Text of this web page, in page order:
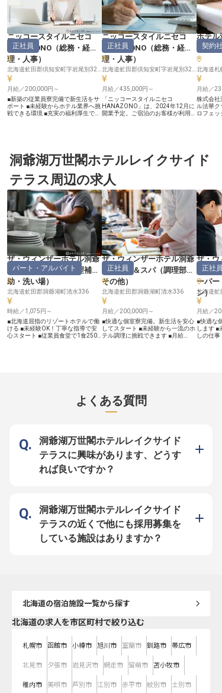
ニッコースタイルニセコ
HANAZONO （総務・経
理・人事）
正社員
月給／200,000円～
■新築の従業員寮完備で新生活をサ
ポート ■未経験からホテル業界へ挑
戦できる環境 ■充実の福利厚生で安
壮大な自然に抱かれた、心安らぐ滞
在を提供するホテルです。 お客様
い思い出を創り出すおもてなしを大
切にしています。この美しい地で、
訪れる方々に最高の体験をお届けす
るため、私たちは日々心を込めてサ
ービスを提供しています。 自然の
恵みと洗練された空間が織りなす特
別な場所で、あなたのおもてなしの
心を存分に発揮してください。お客
様の笑顔が、私たちの喜びです。
ーー【安心して長く働ける環境とキ
ャリアアップ】 当ホテルでは、総
務スタッフとして、ホテル運営を根
底から支える重要なお仕事をお任せ
します。 未経験の方も歓迎してお
り、先輩スタッフが丁寧にサポート
いたしますのでご安心ください。新
築の従業員寮や住宅補助、社会保険
完備など、安心して長く働ける環境
が整っています。また、ホテル施設
社員割引制度もあり、プライベート
も充実させることが可能です。 お
もてなしの心を持ち、チームワーク
を大切にしながら、共に成長できる
ニッコースタイルニセコ
HANAZONO （総務・経
理・人事）
正社員
月給／435,000円～
「ニッコースタイルニセコ
HANAZONO」は、2024年12月に
開業予定。ご宿泊のお客様が利用可
仕事とプライベートのオンとオフを
切り替えて、仕事に取り組めます。
歓迎！ご応募をお待ちしておりま
す。※この求人は2024年5月30日時
点の情報です。
ホテル
務・経
契約社
北海道札
月給／
株式会社
ル法華ク
ロフェ
します
チャン
洞爺湖万世閣ホテルレイクサイド
テラス周辺の求人
ザ・ウィンザーホテル洞爺
リゾート＆スパ（ 調理補
助・洗い場）
パート・アルバイト
北海道虻田郡洞爺湖町清水336
時給／1,075円～
■北海道屈指のリゾートホテルで働
ける ■未経験OK！丁寧な指導で安
心スタート ■従業員食堂で1食250
のひとときをお届けするために、あ
なたの力が必要です！ レストラン
の「おもてなし」を支える大切な役
割なのです！ ーー【あなたらしく
働ける！充実の待遇とワークライフ
バランス】 シフト制で無理なく働
けるので、プライベートとの両立も
安心です！明治海運グループのホテ
方も大歓迎！ 洞爺湖の美しい景色
とともに、新しい一歩を踏み出しま
せんか？ ※2025年09月08日時点の
ザ・ウィンザーホテル洞爺
リゾート＆スパ（調理部門
その他）
正社員
北海道虻田郡洞爺湖町清水336
月給／200,000円～
■快適な個室寮完備。新生活を安心
してスタート ■未経験から一流のホ
テル調理に挑戦できます ■月給
様に忘れられない感動をお届けする
ため、個性豊かなシェフたちが腕を
振るい、洗練された料理の数々を提
で、あなたもその一員として、お客
様の笑顔を創造する喜びを感じてみ
ませんか。 ーー【未経験からプロ
へ。成長を支える充実の環境】 調
い。 当ホテルでは、経験豊富な先
務を通じて確かなスキルを身につけ
られる環境です。また、快適な個室
寮や従業員食堂、送迎バスなど、働
く皆様が安心して長く活躍できるよ
う、充実した福利厚生を整えており
ます。 ここから、あなたの新しい
ザ・ウ
リゾー
ーパー
ン）
正社員
北海道虻
月給／
■快適な
します ■
しの仕
導いたし
です。
た給与に
よくある質問
洞爺湖万世閣ホテルレイクサイド
テラスに興味があります、どうす
れば良いですか？
洞爺湖万世閣ホテルレイクサイド
テラスの近くで他にも採用募集を
している施設はありますか？
北海道の宿泊施設一覧から探す
北海道の求人を市区町村で絞り込む
札幌市 函館市 小樽市 旭川市 室蘭市 釧路市 帯広市
北見市 夕張市 岩見沢市 網走市 留萌市 苫小牧市
稚内市 美唄市 芦別市 江別市 赤平市 紋別市 士別市